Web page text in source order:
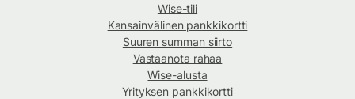
Wise-tili
Kansainvälinen pankkikortti
Suuren summan siirto
Vastaanota rahaa
Wise-alusta
Yrityksen pankkikortti